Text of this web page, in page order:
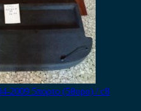
2009 5πορτο (5θυρο) / c8